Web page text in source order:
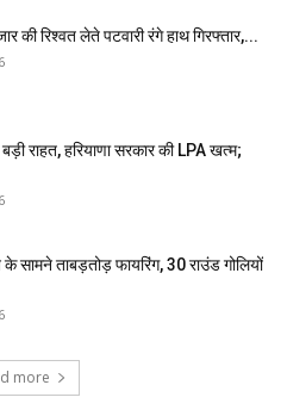
की रिश्वत लेते पटवारी रंगे हाथ गिरफ्तार,...
राहत, हरियाणा सरकार की LPA खत्म;
के सामने ताबड़तोड़ फायरिंग, 30 राउंड गोलियों
more